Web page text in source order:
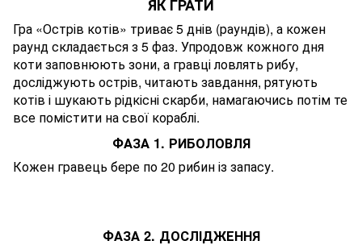
ЯК ГРАТИ
Гра «Острів котів» триває 5 днів (раундів), а кожен
раунд складається з 5 фаз. Упродовж кожного дня
коти заповнюють зони, а гравці ловлять рибу,
досліджують острів, читають завдання, рятують
котів і шукають рідкісні скарби, намагаючись потім те
все помістити на свої кораблі.
ФАЗА 1. РИБОЛОВЛЯ
Кожен гравець бере по 20 рибин із запасу.
ФАЗА 2. ДОСЛІДЖЕННЯ